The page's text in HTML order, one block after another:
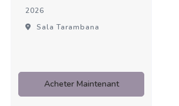
2026
Sala Tarambana
Acheter Maintenant